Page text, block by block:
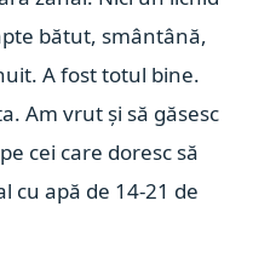
bătut, smântână,
A fost totul bine.
Am vrut și să găsesc
cei care doresc să
cu apă de 14-21 de